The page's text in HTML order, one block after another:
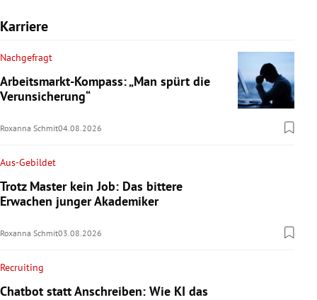
Karriere
Nachgefragt
Arbeitsmarkt-Kompass: „Man spürt die
Verunsicherung“
Roxanna Schmit04.08.2026
Aus-Gebildet
Trotz Master kein Job: Das bittere
Erwachen junger Akademiker
Roxanna Schmit03.08.2026
Recruiting
Chatbot statt Anschreiben: Wie KI das